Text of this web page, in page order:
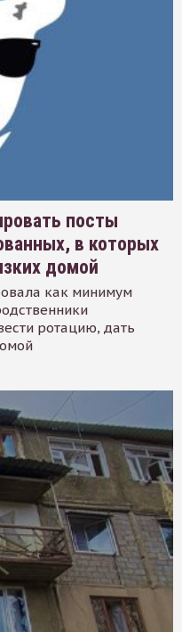
посты
в которых
домой
как минимум
ротацию, дать